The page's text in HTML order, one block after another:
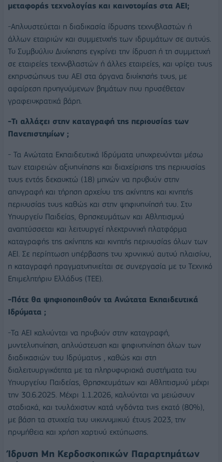
μεταφοράς τεχνολογίας και καινοτομίας στα ΑΕΙ;
-Απλουστεύεται η διαδικασία ίδρυσης τεχνοβλαστών ή
άλλων εταιριών και συμμετοχής των ιδρυμάτων σε αυτούς.
Το Συμβούλιο Διοίκησης εγκρίνει την ίδρυση ή τη συμμετοχή
σε εταιρείες τεχνοβλαστών ή άλλες εταιρείες, και ορίζει τους
εκπροσώπους του ΑΕΙ στα όργανα διοίκησής τους, με
αφαίρεση προηγούμενων βημάτων που προσέθεταν
γραφειοκρατικά βάρη.
-Τι αλλάζει στην καταγραφή της περιουσίας των
Πανεπιστημίων ;
- Τα Ανώτατα Εκπαιδευτικά Ιδρύματα υποχρεούνται μέσω
των εταιρειών αξιοποίησης και διαχείρισης της περιουσίας
τους εντός δεκαοκτώ (18) μηνών να προβούν στην
απογραφή και τήρηση αρχείου της ακίνητης και κινητής
περιουσίας τους καθώς και στην ψηφιοποίησή του. Στο
Υπουργείο Παιδείας, Θρησκευμάτων και Αθλητισμού
αναπτύσσεται και λειτουργεί ηλεκτρονική πλατφόρμα
καταγραφής της ακίνητης και κινητής περιουσίας όλων των
ΑΕΙ. Σε περίπτωση υπέρβασης του χρονικού αυτού πλαισίου,
η καταγραφή πραγματοποιείται σε συνεργασία με το Τεχνικό
Επιμελητήριο Ελλάδος (ΤΕΕ).
-Πότε θα ψηφιοποιηθούν τα Ανώτατα Εκπαιδευτικά
Ιδρύματα ;
-Τα ΑΕΙ καλούνται να προβούν στην καταγραφή,
μοντελοποίηση, απλούστευση και ψηφιοποίηση όλων των
διαδικασιών του Ιδρύματος , καθώς και στη
διαλειτουργικότητα με τα πληροφοριακά συστήματα του
Υπουργείου Παιδείας, Θρησκευμάτων και Αθλητισμού μέχρι
την 30.6.2025. Μέχρι 1.1.2026, καλούνται να μειώσουν
σταδιακά, και τουλάχιστον κατά ογδόντα τοις εκατό (80%),
με βάση τα στοιχεία του οικονομικού έτους 2023, την
προμήθεια και χρήση χαρτιού εκτύπωσης.
Ίδρυση Μη Κερδοσκοπικών Παραρτημάτων